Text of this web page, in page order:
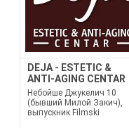
DEJA - ESTETIC &
ANTI-AGING CENTAR
Небойше Джукелич 10
(бывший Милой Закич),
выпускник Filmski